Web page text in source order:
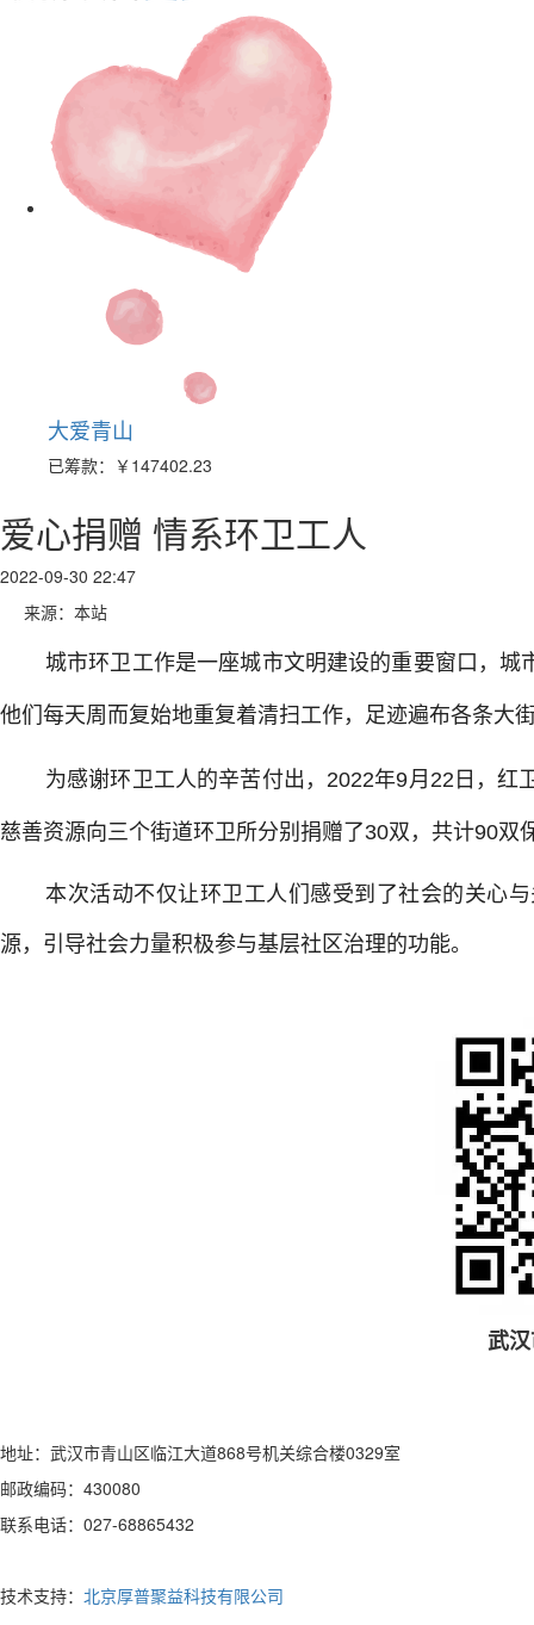
大爱青山
已筹款： ￥147402.23
爱心捐赠 情系环卫工人
2022-09-30 22:47
来源：本站
城市环卫工作是一座城市文明建设的重要窗口，城
他们每天周而复始地重复着清扫工作，足迹遍布各条大
为感谢环卫工人的辛苦付出， 2022年9月 22日，红
慈善资源向三个街道环卫所分别捐赠了30双，共计90双
本次活动不仅让环卫工人们感受到了社会的关心
源，引导社会力量积极参与基层社区治理的功能。
武
地址：武汉市青山区临江大道868号机关综合楼0329室
邮政编码：430080
联系电话：027-68865432
技术支持： 北京厚普聚益科技有限公司